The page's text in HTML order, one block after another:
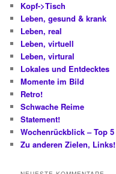
Kopf->Tisch
Leben, gesund & krank
Leben, real
Leben, virtuell
Leben, virtural
Lokales und Entdecktes
Momente im Bild
Retro!
Schwache Reime
Statement!
Wochenrückblick – Top 5
Zu anderen Zielen, Links!